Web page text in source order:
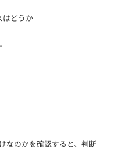
はどうか
なのかを確認すると、判断